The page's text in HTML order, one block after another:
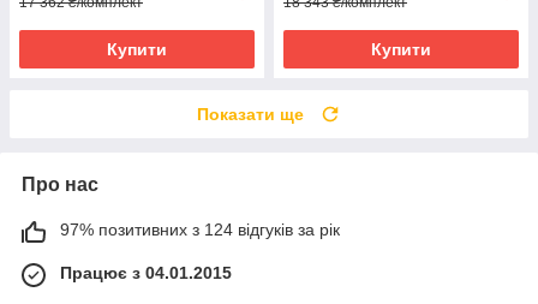
Купити Купити
Показати ще
Про нас
97% позитивних з 124 відгуків за рік
Працює з 04.01.2015